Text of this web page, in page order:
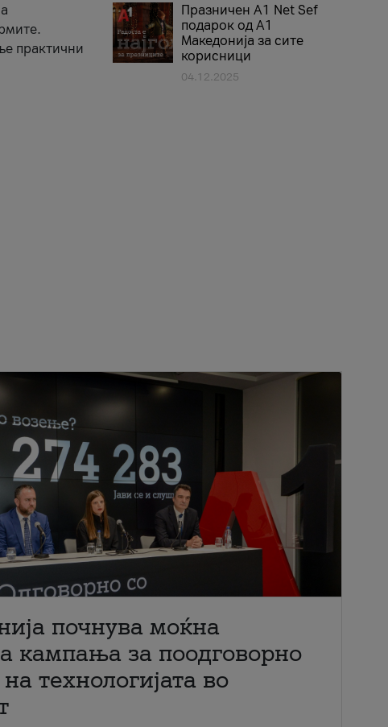
практични
Празничен A1 Net Sеf
подарок од А1
Македонија за сите
корисници
04.12.2025
почнува моќна
кампања за поодговорно
технологијата во